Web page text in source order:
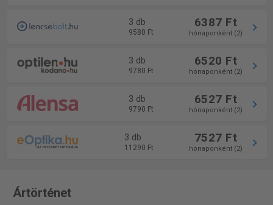
3 db
9580 Ft
6387 Ft
hónaponként (2)
3 db
9780 Ft
6520 Ft
hónaponként (2)
3 db
9790 Ft
6527 Ft
hónaponként (2)
3 db
11290 Ft
7527 Ft
hónaponként (2)
Ártörténet